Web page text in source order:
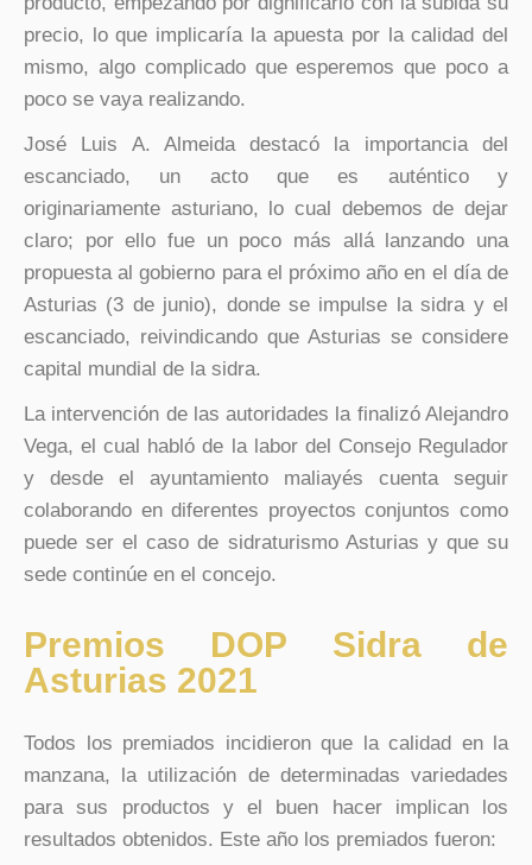
precio, lo que implicaría la apuesta por la calidad del
mismo, algo complicado que esperemos que poco a
poco se vaya realizando.
José Luis A. Almeida destacó la importancia del
escanciado, un acto que es auténtico y
originariamente asturiano, lo cual debemos de dejar
claro; por ello fue un poco más allá lanzando una
propuesta al gobierno para el próximo año en el día de
Asturias (3 de junio), donde se impulse la sidra y el
escanciado, reivindicando que Asturias se considere
capital mundial de la sidra.
La intervención de las autoridades la finalizó Alejandro
Vega, el cual habló de la labor del Consejo Regulador
y desde el ayuntamiento maliayés cuenta seguir
colaborando en diferentes proyectos conjuntos como
puede ser el caso de sidraturismo Asturias y que su
sede continúe en el concejo.
Premios DOP Sidra de
Asturias 2021
Todos los premiados incidieron que la calidad en la
manzana, la utilización de determinadas variedades
para sus productos y el buen hacer implican los
resultados obtenidos. Este año los premiados fueron: